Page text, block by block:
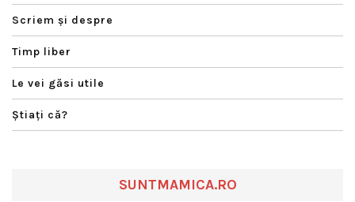
Scriem şi despre
Timp liber
Le vei găsi utile
Ştiaţi că?
SUNTMAMICA.RO